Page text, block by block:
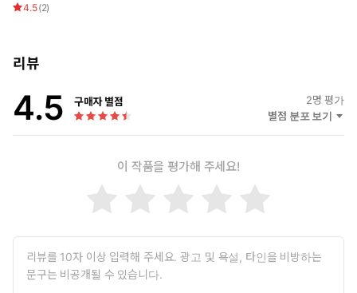
4.5(2)
리뷰
4.5 구매자 별점 2명 평가
별점 분포 보기
이 작품을 평가해 주세요!